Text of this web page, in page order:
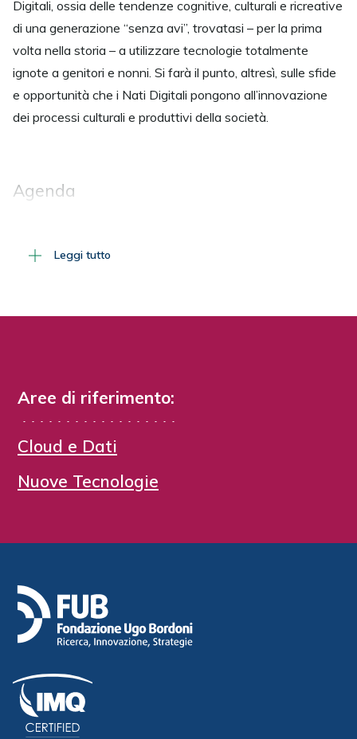
Digitali, ossia delle tendenze cognitive, culturali e ricreative
di una generazione “senza avi”, trovatasi – per la prima
volta nella storia – a utilizzare tecnologie totalmente
ignote a genitori e nonni. Si farà il punto, altresì, sulle sfide
e opportunità che i Nati Digitali pongono all’innovazione
dei processi culturali e produttivi della società.
Agenda
Leggi tutto
Aree di riferimento:
Cloud e Dati
Nuove Tecnologie